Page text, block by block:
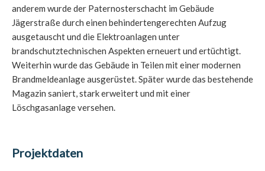
anderem wurde der Paternosterschacht im Gebäude
Jägerstraße durch einen behindertengerechten Aufzug
ausgetauscht und die Elektroanlagen unter
brandschutztechnischen Aspekten erneuert und ertüchtigt.
Weiterhin wurde das Gebäude in Teilen mit einer modernen
Brandmeldeanlage ausgerüstet. Später wurde das bestehende
Magazin saniert, stark erweitert und mit einer
Löschgasanlage versehen.
Projektdaten